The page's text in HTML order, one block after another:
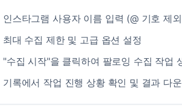
인스타그램 사용자 이름 입력 (@ 기호 제
최대 수집 제한 및 고급 옵션 설정
"수집 시작"을 클릭하여 팔로잉 수집 작업
기록에서 작업 진행 상황 확인 및 결과 다